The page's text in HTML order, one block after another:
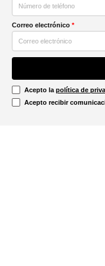
Correo electrónico *
Acepto la política de
Acepto recibir